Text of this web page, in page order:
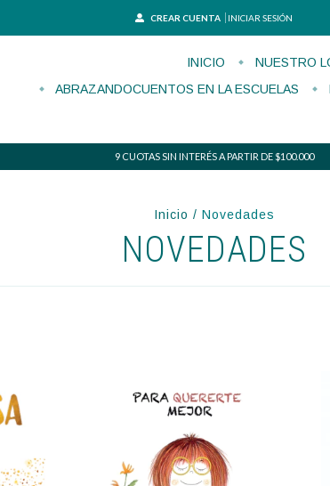
CREAR CUENTA INICIAR SESIÓN
INICIO NUESTRO
ABRAZANDOCUENTOS EN LA ESCUELAS
9 CUOTAS SIN INTERÉS A PARTIR DE $100.000
Inicio / Novedades
NOVEDADES